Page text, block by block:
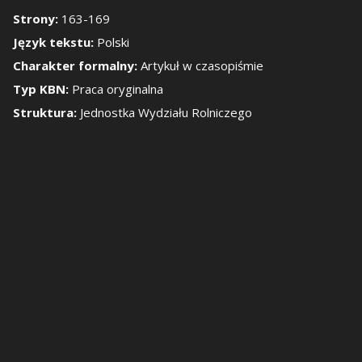
Ukryj panel
Strony: 163-169
Język tekstu: Polski
Charakter formalny:Artykuł w czasopiśmie
Typ KBN: Praca oryginalna
Struktura: Jednostka Wydziału Rolniczego